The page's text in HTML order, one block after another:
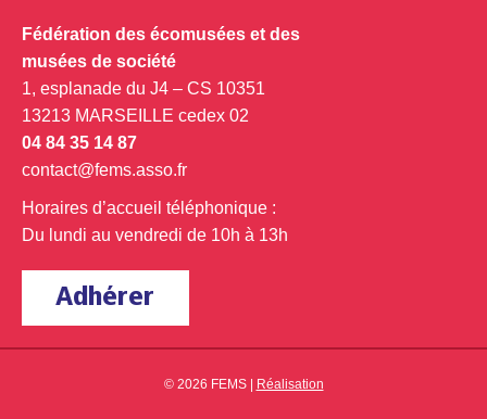
Fédération des écomusées et des
musées de société
1, esplanade du J4 – CS 10351
13213 MARSEILLE cedex 02
04 84 35 14 87
contact@fems.asso.fr
Horaires d’accueil téléphonique :
Du lundi au vendredi de 10h à 13h
Adhérer
© 2026 FEMS | Réalisation